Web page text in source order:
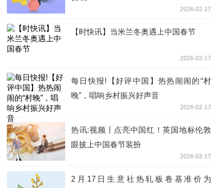
2026-02-17
【时快讯】当米兰冬奥遇上中国春节
2026-02-17
每日快报!【好评中国】热热闹闹的“村
晚”，唱响乡村振兴好声音
2026-02-17
热讯:视频丨点亮中国红！英国地标伦敦
眼披上中国春节装扮
2026-02-17
2月17日生意社热轧板卷基准价为